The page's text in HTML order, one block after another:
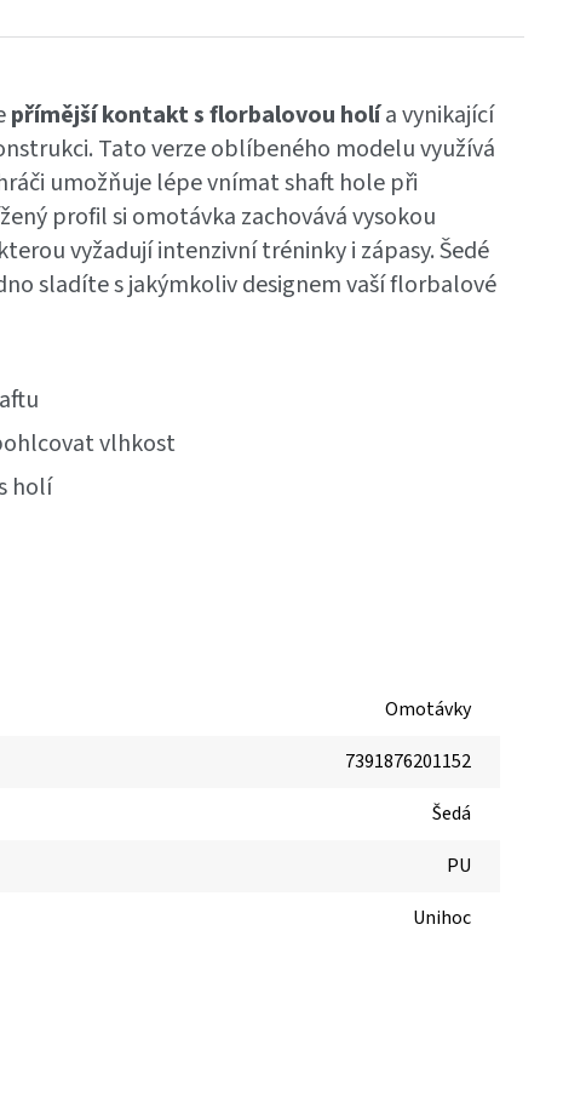
přímější kontakt s florbalovou holía vynikající
Tato verze oblíbeného modelu využívá
umožňuje lépe vnímat shaft hole při
profil si omotávka zachovává vysokou
vyžadují intenzivní tréninky i zápasy. Šedé
sladíte s jakýmkoliv designem vaší florbalové
vlhkost
holí
Omotávky
7391876201152
Šedá
PU
Unihoc